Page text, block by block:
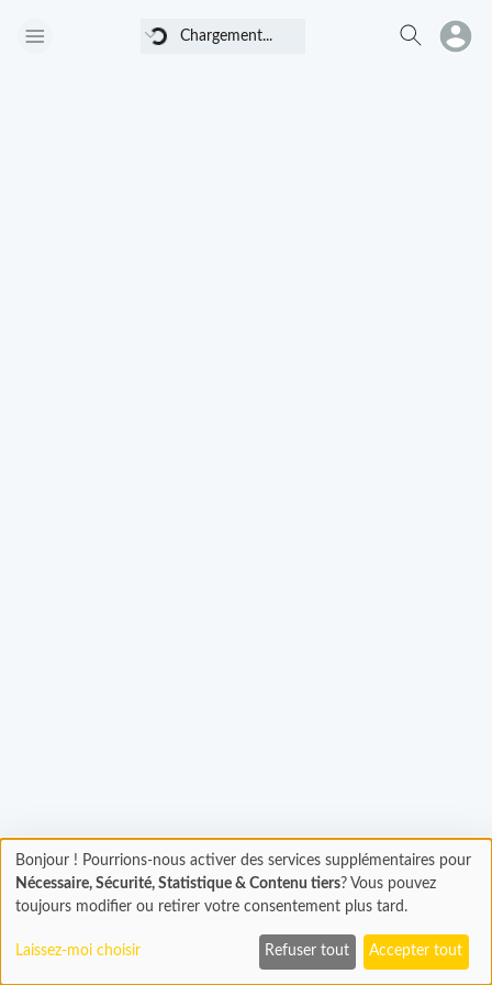
Chargement... Chargement...
Chargement
En cours...
Bonjour ! Pourrions-nous activer des services supplémentaires pour
Nécessaire, Sécurité, Statistique & Contenu tiers? Vous pouvez
toujours modifier ou retirer votre consentement plus tard.
Laissez-moi choisir Refuser tout Accepter tout